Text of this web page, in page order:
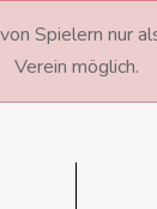
Spielern nur
Verein möglich.